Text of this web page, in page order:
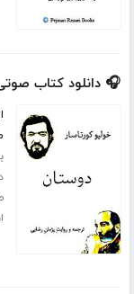
🎧 دانلود کتاب